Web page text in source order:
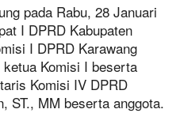
pada Rabu, 28 Januari
I DPRD Kabupaten
I DPRD Karawang
Komisi I beserta
Komisi IV DPRD
ST., MM beserta anggota.